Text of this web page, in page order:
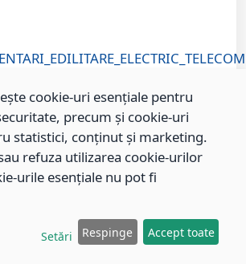
cookie-uri esențiale pentru
precum și cookie-uri
statistici, conținut și marketing.
refuza utilizarea cookie-urilor
urile esențiale nu pot fi
Setări Respinge Accept toate